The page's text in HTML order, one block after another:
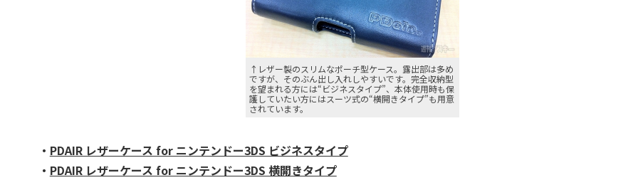
↑レザー製のスリムなポーチ型ケース。露出部は多め
ですが、そのぶん出し入れしやすいです。完全収納型
を望まれる方には“ビジネスタイプ”、本体使用時も保
護していたい方にはスーツ式の“横開きタイプ”も用意
されています。
・ PDAIR レザーケース for ニンテンドー3DS ビジネスタイプ
・ PDAIR レザーケース for ニンテンドー3DS 横開きタイプ